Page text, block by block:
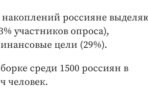
россияне
участников опроса),
цели (29%).
среди 1500 россиян в
человек.